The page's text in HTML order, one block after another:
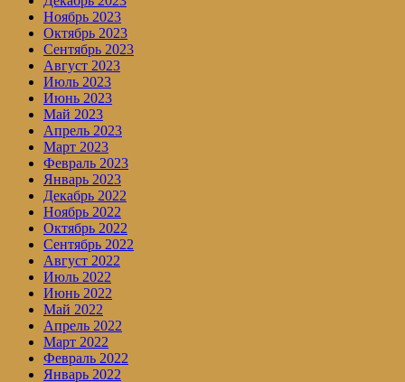
Ноябрь 2023
Октябрь 2023
Сентябрь 2023
Август 2023
Июль 2023
Июнь 2023
Май 2023
Апрель 2023
Март 2023
Февраль 2023
Январь 2023
Декабрь 2022
Ноябрь 2022
Октябрь 2022
Сентябрь 2022
Август 2022
Июль 2022
Июнь 2022
Май 2022
Апрель 2022
Март 2022
Февраль 2022
Январь 2022